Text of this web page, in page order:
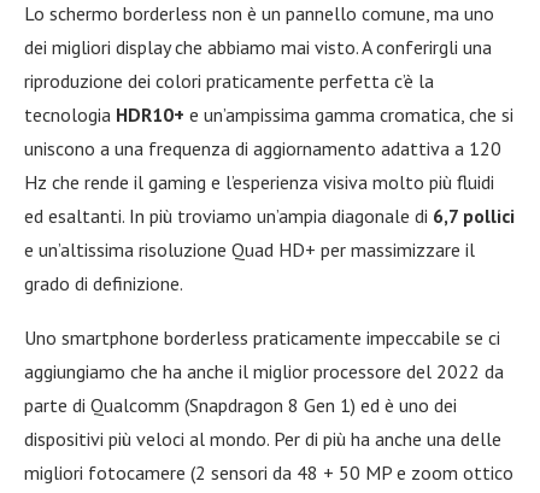
Lo schermo borderless non è un pannello comune, ma uno
dei migliori display che abbiamo mai visto. A conferirgli una
riproduzione dei colori praticamente perfetta c’è la
tecnologia HDR10+ e un’ampissima gamma cromatica, che si
uniscono a una frequenza di aggiornamento adattiva a 120
Hz che rende il gaming e l’esperienza visiva molto più fluidi
ed esaltanti. In più troviamo un’ampia diagonale di 6,7 pollici
e un’altissima risoluzione Quad HD+ per massimizzare il
grado di definizione.
Uno smartphone borderless praticamente impeccabile se ci
aggiungiamo che ha anche il miglior processore del 2022 da
parte di Qualcomm (Snapdragon 8 Gen 1) ed è uno dei
dispositivi più veloci al mondo. Per di più ha anche una delle
migliori fotocamere (2 sensori da 48 + 50 MP e zoom ottico